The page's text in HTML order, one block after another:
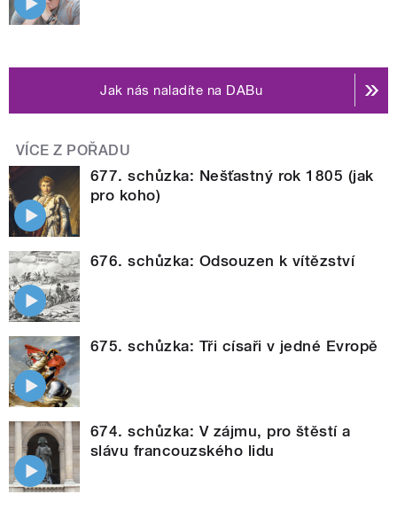
Jak nás naladíte na DABu
VÍCE Z POŘADU
677. schůzka: Nešťastný rok 1805 (jak
pro koho)
676. schůzka: Odsouzen k vítězství
675. schůzka: Tři císaři v jedné Evropě
674. schůzka: V zájmu, pro štěstí a
slávu francouzského lidu